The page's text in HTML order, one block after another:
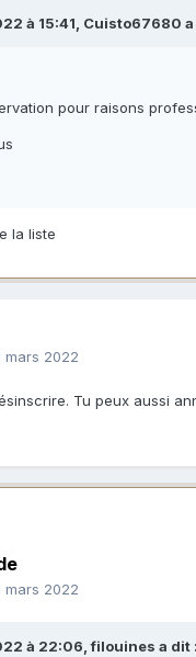
à 15:41, Cuisto67680
pour raisons
la liste
mars 2022
Tu peux aussi
mars 2022
à 22:06,filouines a dit :